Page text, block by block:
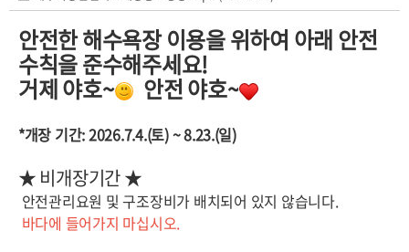
안전한 해수욕장 이용을 위하여 아래 안전
수칙을 준수해주세요!
거제 야호~ 안전 야호~
*개장 기간: 2026.7.4.(토) ~ 8.23.(일)
★ 비개장기간 ★
안전관리요원 및 구조장비가 배치되어 있지 않습니다.
바다에 들어가지 마십시오.